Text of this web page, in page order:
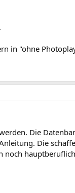
in "ohne
Die
Die
noch